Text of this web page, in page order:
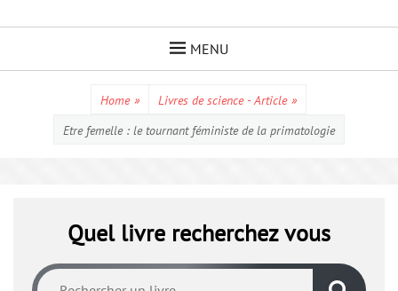
MENU
Home » Livres de science - Article »
Etre femelle : le tournant féministe de la primatologie
Quel livre recherchez vous